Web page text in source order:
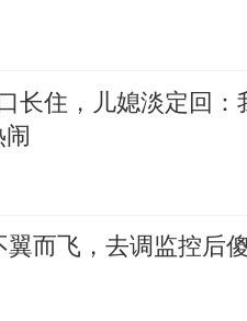
长住，儿媳淡定回：
而飞，去调监控后